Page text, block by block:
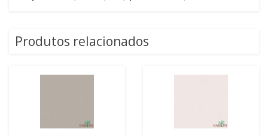
Produtos relacionados